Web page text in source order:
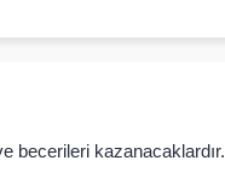
becerileri kazanacaklardır.